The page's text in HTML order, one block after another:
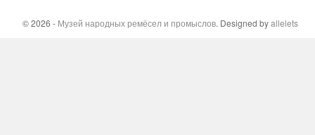
© 2026 - Музей народных ремёсел и промыслов. Designed byallelets